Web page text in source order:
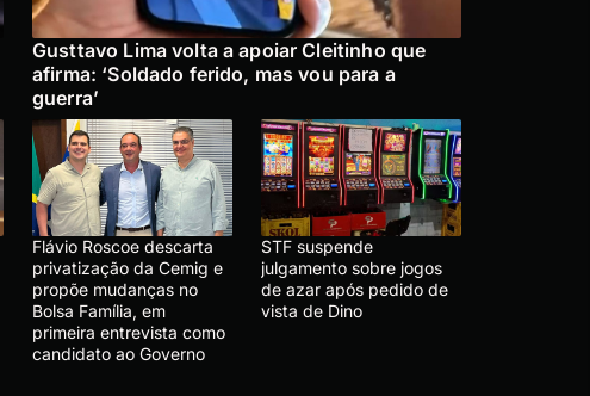
Gusttavo Lima volta a apoiar Cleitinho que
afirma: ‘Soldado ferido, mas vou para a
guerra’
Flávio Roscoe descarta
privatização da Cemig e
propõe mudanças no
Bolsa Família, em
primeira entrevista como
candidato ao Governo
STF suspende
julgamento sobre jogos
de azar após pedido de
vista de Dino